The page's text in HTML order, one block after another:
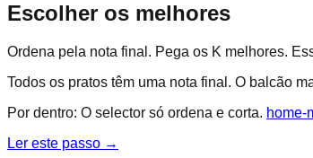
Escolher os melhores
Ordena pela nota final. Pega os K melhores.
Todos os pratos têm uma nota final. O balcão
Por dentro: O selector só ordena e corta. home-
Ler este passo →